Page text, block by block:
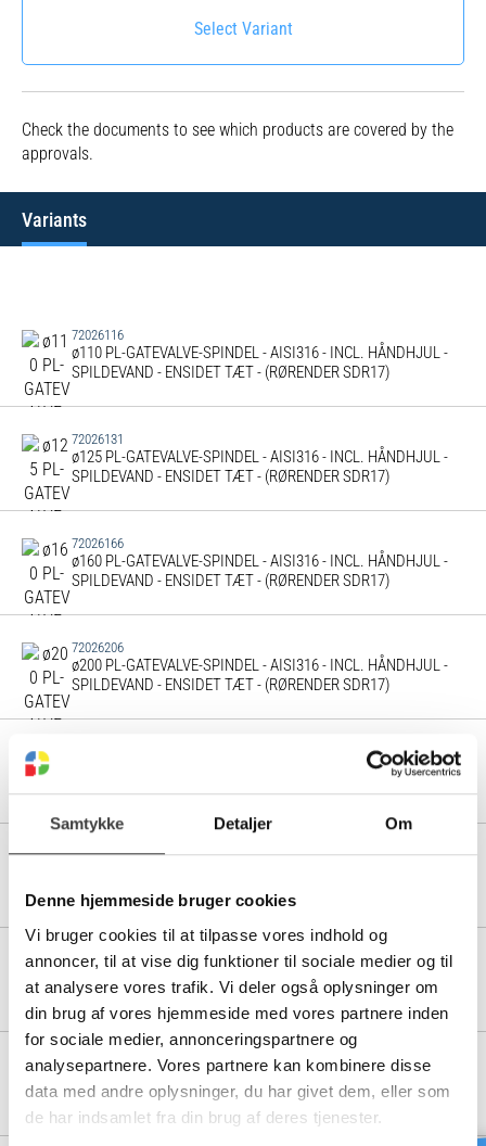
Samtykke Detaljer Om
Denne hjemmeside bruger cookies
Vi bruger cookies til at tilpasse vores indhold og
annoncer, til at vise dig funktioner til sociale medier og til
at analysere vores trafik. Vi deler også oplysninger om
din brug af vores hjemmeside med vores partnere inden
for sociale medier, annonceringspartnere og
analysepartnere. Vores partnere kan kombinere disse
data med andre oplysninger, du har givet dem, eller som
de har indsamlet fra din brug af deres tjenester.
Select Variant
Check the documents to see which products are covered by the
approvals.
Variants
72026116
ø110 PL-GATEVALVE-SPINDEL - AISI316 - INCL. HÅNDHJUL -
SPILDEVAND - ENSIDET TÆT - (RØRENDER SDR17)
72026131
ø125 PL-GATEVALVE-SPINDEL - AISI316 - INCL. HÅNDHJUL -
SPILDEVAND - ENSIDET TÆT - (RØRENDER SDR17)
72026166
ø160 PL-GATEVALVE-SPINDEL - AISI316 - INCL. HÅNDHJUL -
SPILDEVAND - ENSIDET TÆT - (RØRENDER SDR17)
72026206
ø200 PL-GATEVALVE-SPINDEL - AISI316 - INCL. HÅNDHJUL -
SPILDEVAND - ENSIDET TÆT - (RØRENDER SDR17)
Ø225 PL-GATEVALVE-SPINDEL - AISI316 - INCL. HÅNDHJUL -
SPILDEVAND - ENSIDET TÆT - (RØRENDER SDR17)
72026256
SPILDEVAND - ENSIDET TÆT - (RØRENDER SDR17)
72026286
ø280 PL-GATEVALVE-SPINDEL - AISI316 - INCL. HÅNDHJUL -
SPILDEVAND - ENSIDET TÆT - (RØRENDER SDR17)
72026321
ø315 PL-GATEVALVE-SPINDEL - AISI316 - INCL. HÅNDHJUL -
SPILDEVAND - ENSIDET TÆT - (RØRENDER SDR17)